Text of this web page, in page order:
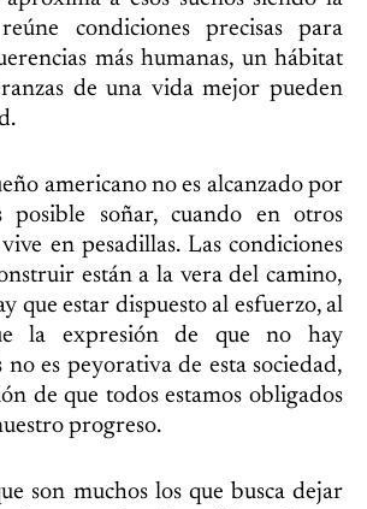
condiciones precisas para
más humanas, un hábitat
de una vida mejor pueden
americano no es alcanzado por
posible soñar, cuando en otros
en pesadillas. Las condiciones
están a la vera del camino,
que estar dispuesto al esfuerzo, al
la expresión de que no hay
es peyorativa de esta sociedad,
de que todos estamos obligados
progreso.
son muchos los que busca dejar